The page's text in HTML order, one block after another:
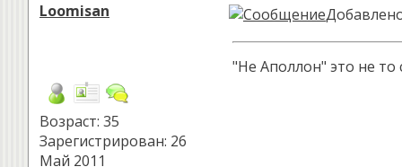
Loomisan
Возраст: 35
Зарегистрирован: 26
Май 2011
"Не Аполлон" это не то